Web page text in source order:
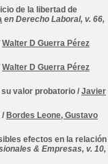
de la libertad de
en Derecho Laboral, v. 66,
Walter D Guerra Pérez
Walter D Guerra Pérez
valor probatorio / Javier
/ Bordes Leone, Gustavo
efectos en la relación
& Empresas, v. 10,